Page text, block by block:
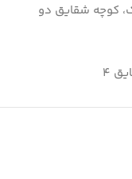
کوچه شقایق دو
۴